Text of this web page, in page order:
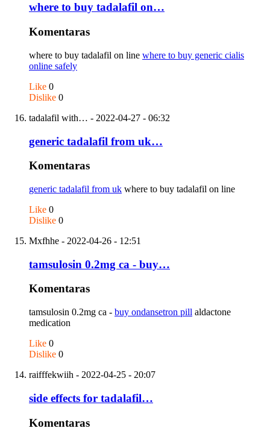
where to buy tadalafil on…
Komentaras
where to buy tadalafil on line where to buy generic cialis
online safely
Like 0
Dislike 0
tadalafil with… - 2022-04-27 - 06:32
generic tadalafil from uk…
Komentaras
generic tadalafil from uk where to buy tadalafil on line
Like 0
Dislike 0
Mxfhhe - 2022-04-26 - 12:51
tamsulosin 0.2mg ca - buy…
Komentaras
tamsulosin 0.2mg ca - buy ondansetron pill aldactone
medication
Like 0
Dislike 0
raifffekwiih - 2022-04-25 - 20:07
side effects for tadalafil…
Komentaras